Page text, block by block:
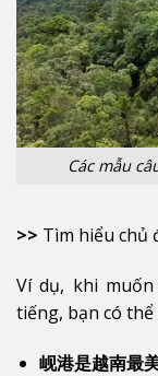
Các mẫu
>> Tìm hiểu chủ
Ví dụ, khi
tiếng, bạn có thể
岘港是越南最